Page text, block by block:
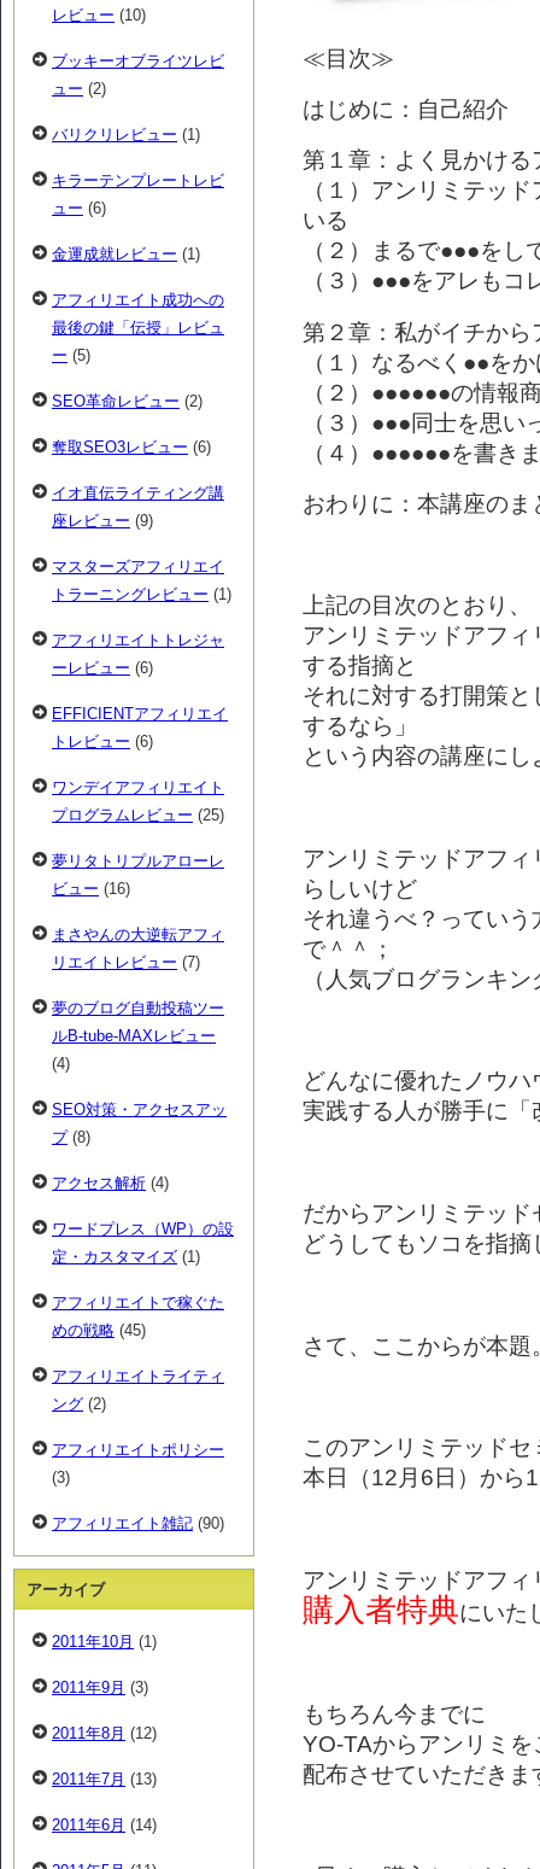
≪目次≫
はじめに：自己紹介
第１章：よく見かけ
（１）アンリミテッ
いる
（２）まるで●●●をし
（３）●●●をアレも
第２章：私がイチか
（１）なるべく●●を
（２）●●●●●●の情報
（３）●●●同士を思い
（４）●●●●●●を書き
おわりに：本講座のま
上記の目次のとおり、
アンリミテッドアフ
する指摘と
それに対する打開策
するなら」
という内容の講座に
アンリミテッドアフ
らしいけど
それ違うべ？ってい
で＾＾；
（人気ブログランキ
どんなに優れたノウハ
実践する人が勝手に
だからアンリミテッド
どうしてもソコを指
さて、ここからが本題
このアンリミテッド
本日（12月6日）から
アンリミテッドアフィ
購入者特典にいた
もちろん今までに
YO-TAからアンリミ
配布させていただき
レビュー (10)
ブッキーオブライツレビ
ュー (2)
バリクリレビュー (1)
キラーテンプレートレビ
ュー (6)
金運成就レビュー (1)
アフィリエイト成功への
最後の鍵「伝授」レビュ
ー (5)
SEO革命レビュー (2)
奪取SEO3レビュー (6)
イオ直伝ライティング講
座レビュー (9)
マスターズアフィリエイ
トラーニングレビュー (1)
アフィリエイトトレジャ
ーレビュー (6)
EFFICIENTアフィリエイ
トレビュー (6)
ワンデイアフィリエイト
プログラムレビュー (25)
夢リタトリプルアローレ
ビュー (16)
まさやんの大逆転アフィ
リエイトレビュー (7)
夢のブログ自動投稿ツー
ルB-tube-MAXレビュー
(4)
SEO対策・アクセスアッ
プ(8)
アクセス解析 (4)
ワードプレス（WP）の設
定・カスタマイズ (1)
アフィリエイトで稼ぐた
めの戦略 (45)
アフィリエイトライティ
ング (2)
アフィリエイトポリシー
(3)
アフィリエイト雑記 (90)
アーカイブ
2011年10月 (1)
2011年9月 (3)
2011年8月 (12)
2011年7月 (13)
2011年6月 (14)